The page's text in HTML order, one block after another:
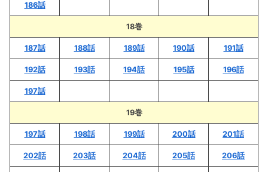
186話
18巻
187話 188話 189話 190話 191話
192話 193話 194話 195話 196話
197話
19巻
197話 198話 199話 200話 201話
202話 203話 204話 205話 206話